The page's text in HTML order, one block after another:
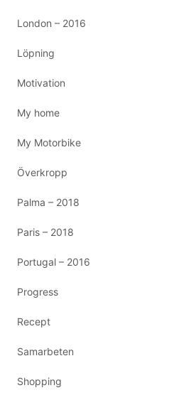
London – 2016
Löpning
Motivation
My home
My Motorbike
Överkropp
Palma – 2018
Paris – 2018
Portugal – 2016
Progress
Recept
Samarbeten
Shopping